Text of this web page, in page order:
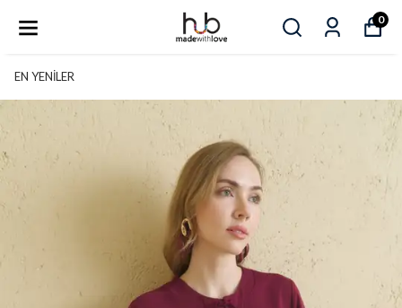
0
EN YENİLER